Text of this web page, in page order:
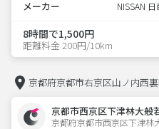
メーカー NISSAN 日
8時間で1,500円
距離料金 200円/10km
京都府京都市右京区山ノ内西
京都市西京区下津林大般
京都府京都市西京区下津林